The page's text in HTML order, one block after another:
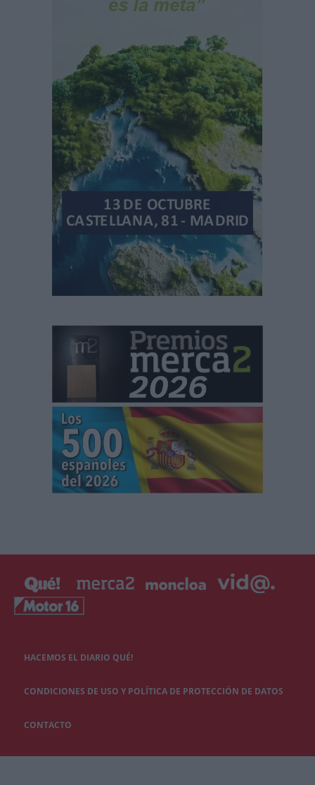
HACEMOS EL DIARIO QUÉ!
CONDICIONES DE USO Y POLÍTICA DE PROTECCIÓN DE DATOS
CONTACTO